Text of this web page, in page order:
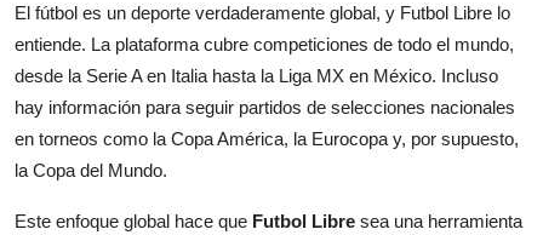
El fútbol es un deporte verdaderamente global, y Futbol Libre lo
entiende. La plataforma cubre competiciones de todo el mundo,
desde la Serie A en Italia hasta la Liga MX en México. Incluso
hay información para seguir partidos de selecciones nacionales
en torneos como la Copa América, la Eurocopa y, por supuesto,
la Copa del Mundo.
Este enfoque global hace que Futbol Libre sea una herramienta